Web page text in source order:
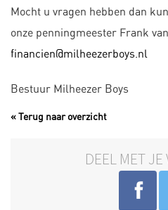
Mocht u vragen hebben dan
onze penningmeester Frank
financien@milheezerboys.nl
Bestuur Milheezer Boys
« Terug naar overzicht
DEEL MET